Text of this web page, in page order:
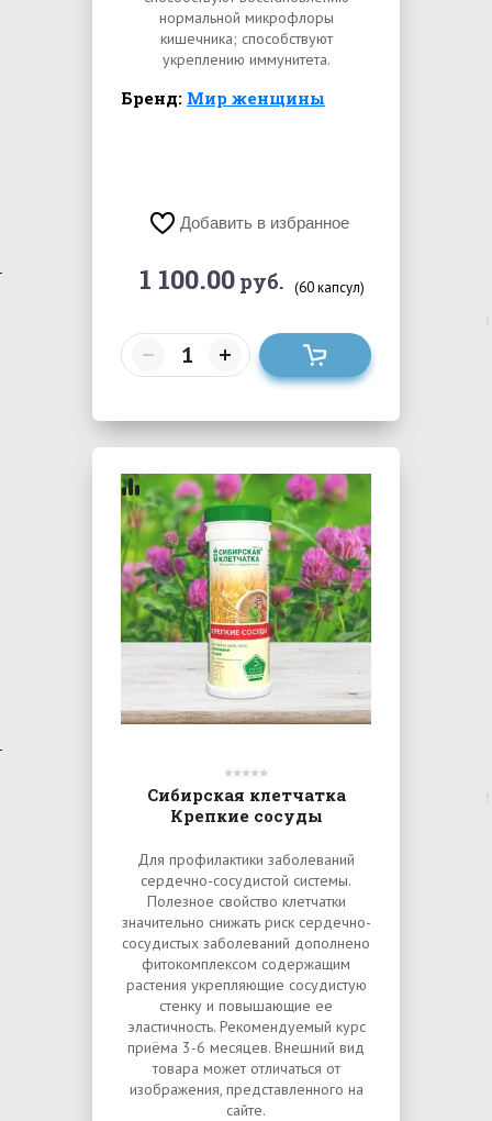
нормальной микрофлоры
кишечника; способствуют
укреплению иммунитета.
Бренд: Мир женщины
Добавить в избранное
1 100.00руб. (60 капсул)
Сибирская клетчатка
Крепкие сосуды
Для профилактики заболеваний
сердечно-сосудистой системы.
Полезное свойство клетчатки
значительно снижать риск сердечно-
сосудистых заболеваний дополнено
фитокомплексом содержащим
растения укрепляющие сосудистую
стенку и повышающие ее
эластичность. Рекомендуемый курс
приёма 3-6 месяцев. Внешний вид
товара может отличаться от
изображения, представленного на
сайте.